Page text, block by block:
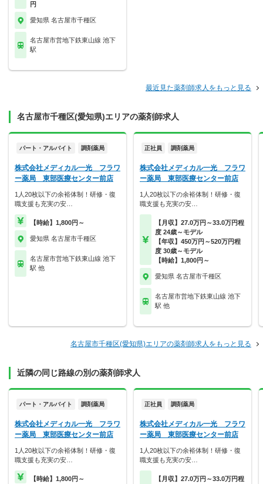
円
愛知県 名古屋市千種区
名古屋市営地下鉄東山線 池下
駅
最近見た薬剤師求人をもっと見る
名古屋市千種区(愛知県)エリアの薬剤師求人
パート・アルバイト 調剤薬局
株式会社メディカル一光 フラワ
ー薬局 東部医療センター前店
1人20枚以下の余裕体制！研修・復
職支援も充実の安…
【時給】1,800円～
愛知県 名古屋市千種区
名古屋市営地下鉄東山線 池下
駅 他
正社員 調剤薬局
株式会社メディカル一光 フラワ
ー薬局 東部医療センター前店
1人20枚以下の余裕体制！研修・復
職支援も充実の安…
【月収】27.0万円～33.0万円程
度 24歳～モデル
【年収】450万円～520万円程
度 30歳～モデル
【時給】1,800円～
愛知県 名古屋市千種区
名古屋市営地下鉄東山線 池下
駅 他
名古屋市千種区(愛知県)エリアの薬剤師求人をもっと見る
近隣の同じ路線の別の薬剤師求人
パート・アルバイト 調剤薬局
株式会社メディカル一光 フラワ
ー薬局 東部医療センター前店
1人20枚以下の余裕体制！研修・復
職支援も充実の安…
【時給】1,800円～
正社員 調剤薬局
株式会社メディカル一光 フラワ
ー薬局 東部医療センター前店
1人20枚以下の余裕体制！研修・復
職支援も充実の安…
【月収】27.0万円～33.0万円程